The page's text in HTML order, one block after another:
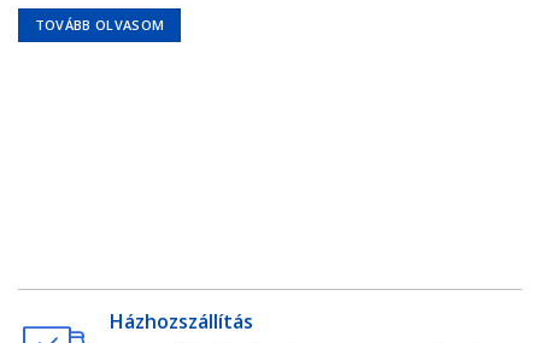
TOVÁBB OLVASOM
Házhozszállítás